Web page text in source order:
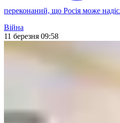
переконаний, що Росія може
Війна
11 березня 09:58